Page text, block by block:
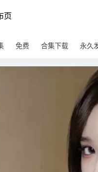
页
免费 合集下载 永久